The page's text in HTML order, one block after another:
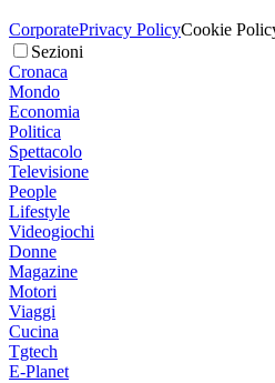
CorporatePrivacy PolicyCookie
Sezioni
Cronaca
Mondo
Economia
Politica
Spettacolo
Televisione
People
Lifestyle
Videogiochi
Donne
Magazine
Motori
Viaggi
Cucina
Tgtech
E-Planet